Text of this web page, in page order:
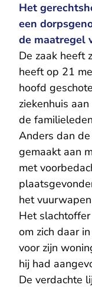
Het
een
de maatregel
De zaak heeft
heeft op 21
hoofd
ziekenhuis
de
Anders dan de
gemaakt aan
met
het
Het
om zich daar
voor zijn
hij had
De verdachte